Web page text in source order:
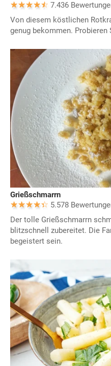
7.436
Von diesem köstlichen
genug bekommen. Probieren
Grießschmarrn
5.578
Der tolle Grießschmarrn
blitzschnell zubereitet. Die
begeistert sein.